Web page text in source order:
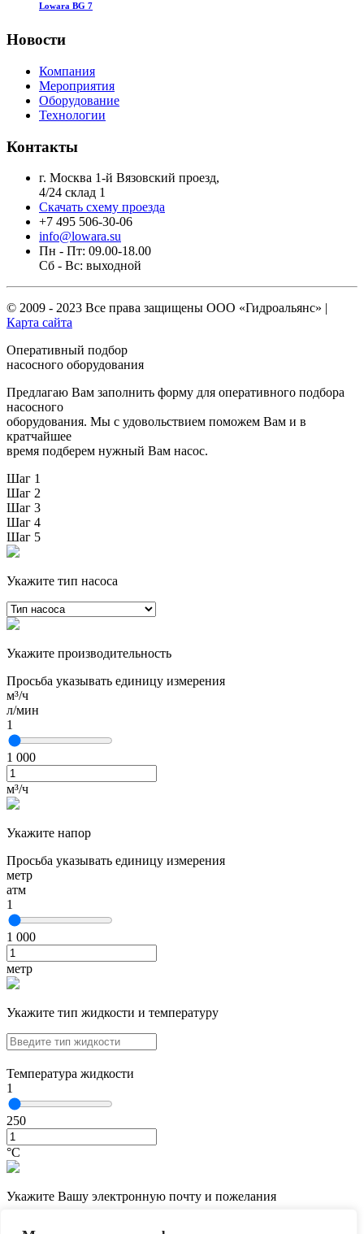
Lowara BG 7
Новости
Компания
Мероприятия
Оборудование
Технологии
Контакты
г. Москва 1-й Вязовский проезд,
4/24 склад 1
Скачать схему проезда
+7 495 506-30-06
info@lowara.su
Пн - Пт: 09.00-18.00
Сб - Вс: выходной
© 2009 - 2023 Все права защищены ООО «Гидроальянс» |
Карта сайта
Оперативный подбор
насосного оборудования
Предлагаю Вам заполнить форму для оперативного подбора
насосного
оборудования. Мы с удовольствием поможем Вам и в
кратчайшее
время подберем нужный Вам насос.
Шаг 1
Шаг 2
Шаг 3
Шаг 4
Шаг 5
Укажите тип насоса
Укажите производительность
Просьба указывать единицу измерения
м³/ч
л/мин
1
1 000
м³/ч
Укажите напор
Просьба указывать единицу измерения
метр
атм
1
1 000
метр
Укажите тип жидкости и температуру
Температура жидкости
1
250
°С
Укажите Вашу электронную почту и пожелания